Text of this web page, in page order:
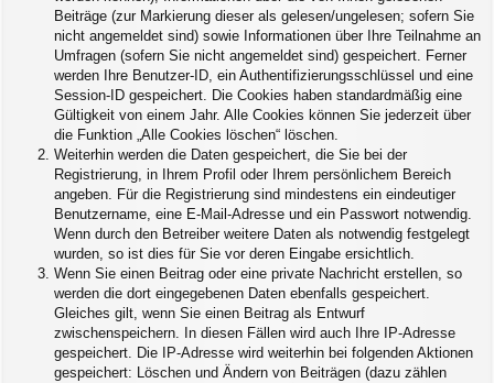
Beiträge (zur Markierung dieser als gelesen/ungelesen; sofern Sie
nicht angemeldet sind) sowie Informationen über Ihre Teilnahme an
Umfragen (sofern Sie nicht angemeldet sind) gespeichert. Ferner
werden Ihre Benutzer-ID, ein Authentifizierungsschlüssel und eine
Session-ID gespeichert. Die Cookies haben standardmäßig eine
Gültigkeit von einem Jahr. Alle Cookies können Sie jederzeit über
die Funktion „Alle Cookies löschen“ löschen.
Weiterhin werden die Daten gespeichert, die Sie bei der
Registrierung, in Ihrem Profil oder Ihrem persönlichem Bereich
angeben. Für die Registrierung sind mindestens ein eindeutiger
Benutzername, eine E-Mail-Adresse und ein Passwort notwendig.
Wenn durch den Betreiber weitere Daten als notwendig festgelegt
wurden, so ist dies für Sie vor deren Eingabe ersichtlich.
Wenn Sie einen Beitrag oder eine private Nachricht erstellen, so
werden die dort eingegebenen Daten ebenfalls gespeichert.
Gleiches gilt, wenn Sie einen Beitrag als Entwurf
zwischenspeichern. In diesen Fällen wird auch Ihre IP-Adresse
gespeichert. Die IP-Adresse wird weiterhin bei folgenden Aktionen
gespeichert: Löschen und Ändern von Beiträgen (dazu zählen